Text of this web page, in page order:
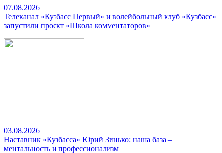
07.08.2026
Телеканал «Кузбасс Первый» и волейбольный клуб «Кузбасс»
запустили проект «Школа комментаторов»
03.08.2026
Наставник «Кузбасса» Юрий Зинько: наша база –
ментальность и профессионализм